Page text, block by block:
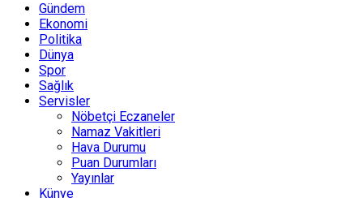
Gündem
Ekonomi
Politika
Dünya
Spor
Sağlık
Servisler
Nöbetçi Eczaneler
Namaz Vakitleri
Hava Durumu
Puan Durumları
Yayınlar
Künye